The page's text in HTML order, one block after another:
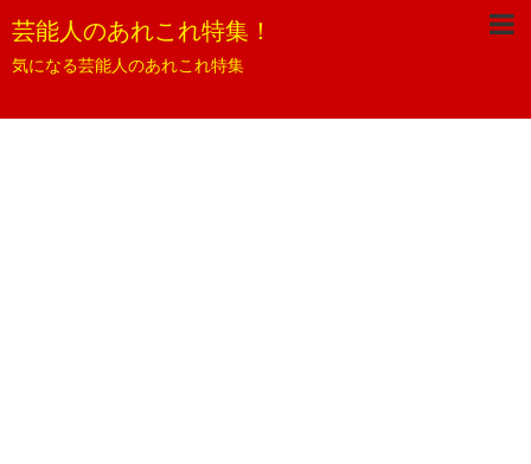
芸能人のあれこれ特集！
気になる芸能人のあれこれ特集